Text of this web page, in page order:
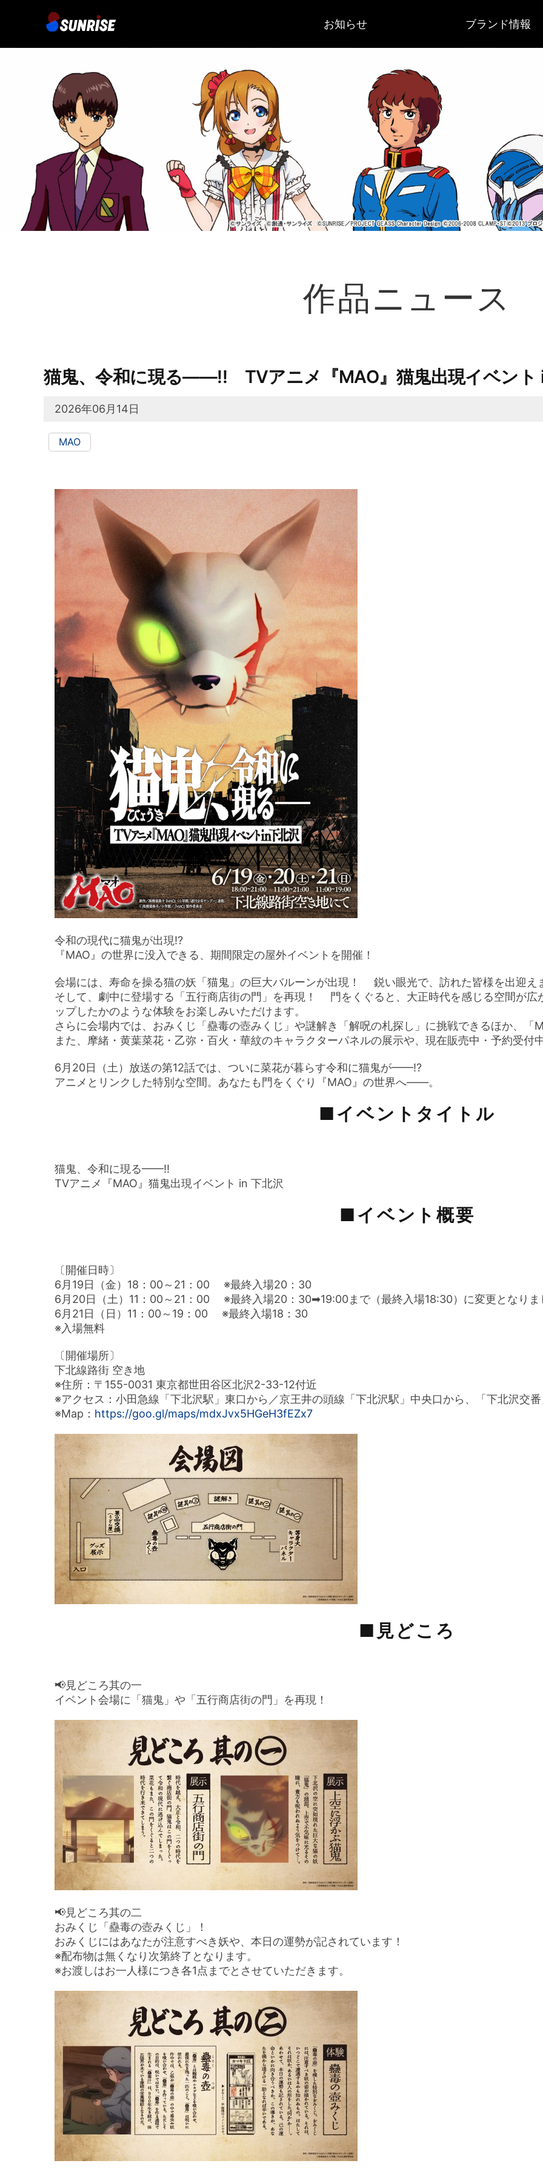
お知らせ ブランド情報
作品ニュース
猫鬼、令和に現る——!! TVアニメ『MAO』猫鬼出現イベン
2026年06月14日
MAO
令和の現代に猫鬼が出現!?
『MAO』の世界に没入できる、期間限定の屋外イベントを開催！
会場には、寿命を操る猫の妖「猫鬼」の巨大バルーンが出現！ 鋭い眼光で、訪れた皆様を出迎え
そして、劇中に登場する「五行商店街の門」を再現！ 門をくぐると、大正時代を感じる空間が広
ップしたかのような体験をお楽しみいただけます。
さらに会場内では、おみくじ「蠱毒の壺みくじ」や謎解き「解呪の札探し」に挑戦できるほか、「
また、摩緒・黄葉菜花・乙弥・百火・華紋のキャラクターパネルの展示や、現在販売中・予約受付
6月20日（土）放送の第12話では、ついに菜花が暮らす令和に猫鬼が——⁉
アニメとリンクした特別な空間。あなたも門をくぐり『MAO』の世界へ——。
■イベントタイトル
猫鬼、令和に現る——!!
TVアニメ『MAO』猫鬼出現イベント in 下北沢
■イベント概要
〔開催日時〕
6月19日（金）18：00～21：00 ※最終入場20：30
6月20日（土）11：00～21：00 ※最終入場20：30➡19:00まで（最終入場18:30）に変更となりま
6月21日（日）11：00～19：00 ※最終入場18：30
※入場無料
〔開催場所〕
下北線路街 空き地
※住所：〒155-0031 東京都世田谷区北沢2-33-12付近
※アクセス：小田急線「下北沢駅」東口から／京王井の頭線「下北沢駅」中央口から、「下北沢交
※Map： https://goo.gl/maps/mdxJvx5HGeH3fEZx7
■見どころ
📢見どころ其の一
イベント会場に「猫鬼」や「五行商店街の門」を再現！
📢見どころ其の二
おみくじ「蠱毒の壺みくじ」！
おみくじにはあなたが注意すべき妖や、本日の運勢が記されています！
※配布物は無くなり次第終了となります。
※お渡しはお一人様につき各1点までとさせていただきます。